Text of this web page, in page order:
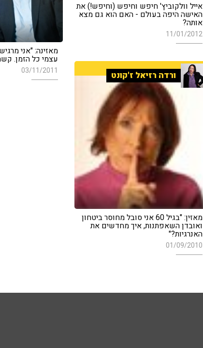
אייל וולקוביץ' חיפש וחיפש (וחיפש!) את
האישה היפה בעולם - האם הוא גם מצא
אותה?
11/01/2012
מאזינה: "אני
עצמי כל הזמן.
03/11/2011 ורדה רזיאל ז'קונט
מאזין: "בגיל 60 אני סובל מחוסר ביטחון
ואובדן השאפתנות, איך מחדשים את
האנרגיות?"
01/09/2010